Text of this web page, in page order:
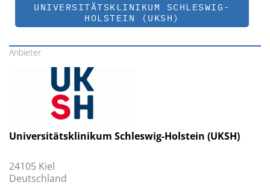
UNIVERSITÄTSKLINIKUM SCHLESWIG-
HOLSTEIN (UKSH)
Anbieter
Universitätsklinikum Schleswig-Holstein (UKSH)
24105 Kiel
Deutschland